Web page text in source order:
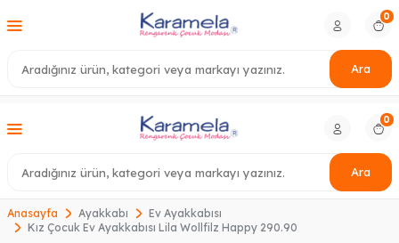
Ara
0
Ara
0
Anasayfa Ayakkabı
Ev Ayakkabısı
Kız Çocuk Ev Ayakkabısı Lila Wollfilz Happy 290.90